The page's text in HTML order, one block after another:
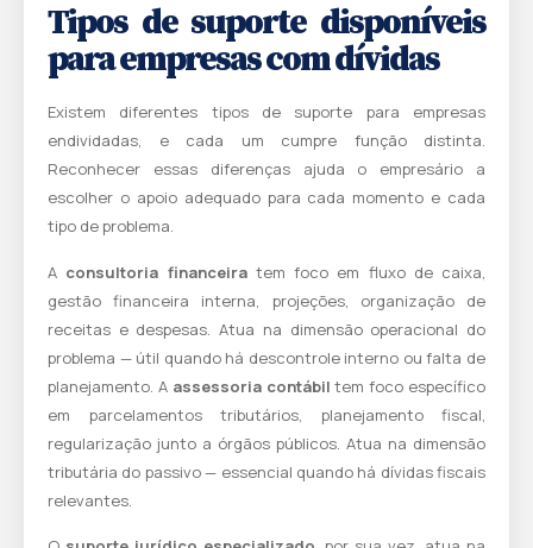
Tipos de suporte disponíveis
para empresas com dívidas
Existem diferentes tipos de suporte para empresas
endividadas, e cada um cumpre função distinta.
Reconhecer essas diferenças ajuda o empresário a
escolher o apoio adequado para cada momento e cada
tipo de problema.
A consultoria financeiratem foco em fluxo de caixa,
gestão financeira interna, projeções, organização de
receitas e despesas. Atua na dimensão operacional do
problema — útil quando há descontrole interno ou falta de
planejamento. A assessoria contábil tem foco específico
em parcelamentos tributários, planejamento fiscal,
regularização junto a órgãos públicos. Atua na dimensão
tributária do passivo — essencial quando há dívidas fiscais
relevantes.